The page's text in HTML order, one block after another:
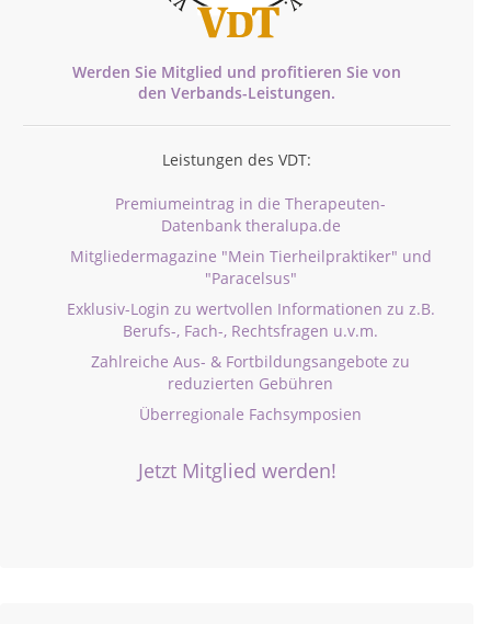
Werden Sie Mitglied und profitieren Sie von
den Verbands-Leistungen.
Leistungen des VDT:
Premiumeintrag in die Therapeuten-
Datenbank theralupa.de
Mitgliedermagazine "Mein Tierheilpraktiker" und
"Paracelsus"
Exklusiv-Login zu wertvollen Informationen zu z.B.
Berufs-, Fach-, Rechtsfragen u.v.m.
Zahlreiche Aus- & Fortbildungsangebote zu
reduzierten Gebühren
Überregionale Fachsymposien
Jetzt Mitglied werden!